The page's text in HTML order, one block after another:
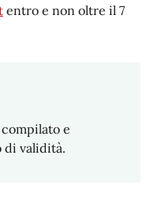
entro e non oltre il 7
e
di validità.